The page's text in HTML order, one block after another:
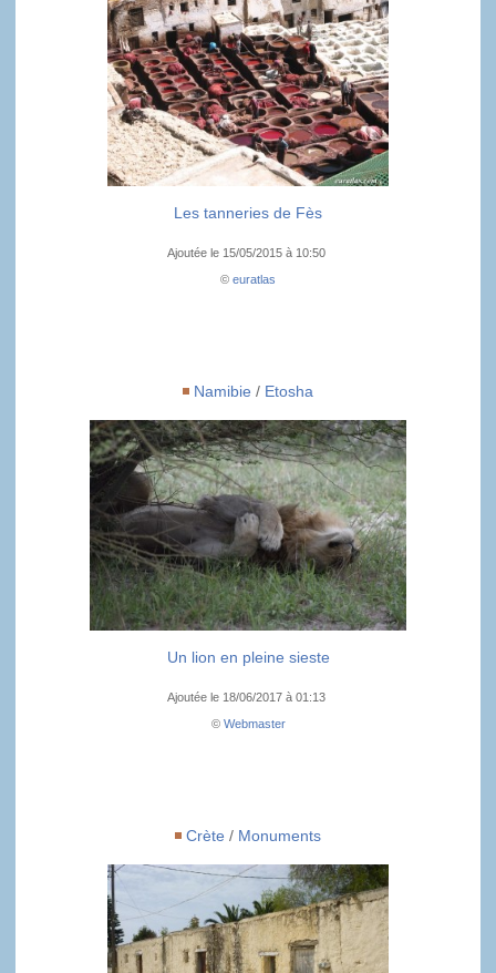
Les tanneries de Fès
Ajoutée le 15/05/2015 à 10:50
© euratlas
Namibie / Etosha
Un lion en pleine sieste
Ajoutée le 18/06/2017 à 01:13
© Webmaster
Crète / Monuments